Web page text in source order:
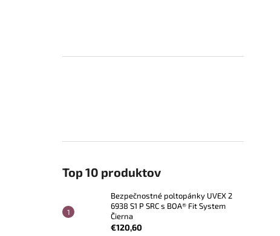
Top 10 produktov
Bezpečnostné poltopánky UVEX 2
6938 S1 P SRC s BOA® Fit System
Čierna
€120,60